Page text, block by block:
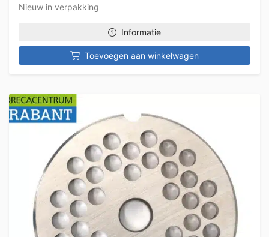
Nieuw in verpakking
Informatie
Toevoegen aan winkelwagen